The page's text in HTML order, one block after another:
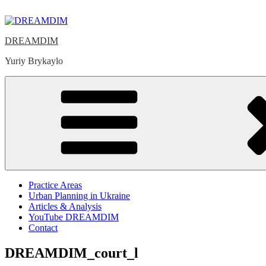
to
DREAMDIM
Yuriy Brykaylo
Practice Areas
Urban Planning in Ukraine
Articles & Analysis
YouTube DREAMDIM
Contact
DREAMDIM_court_l